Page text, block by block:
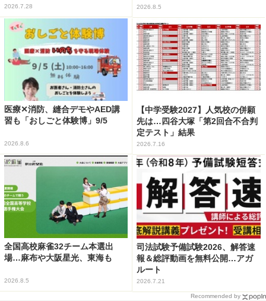
2026.7.28 2026.8.5
医療✕消防、縫合デモやAED講
習も「おしごと体験博」9/5
2026.8.6
【中学受験2027】人気校の併願
先は…四谷大塚「第2回合不合判
定テスト」結果
2026.7.16
全国高校麻雀32チーム本選出
場…麻布や大阪星光、東海も
2026.8.5
司法試験予備試験2026、解答速
報＆総評動画を無料公開…アガ
ルート
2026.7.21
Recommended by